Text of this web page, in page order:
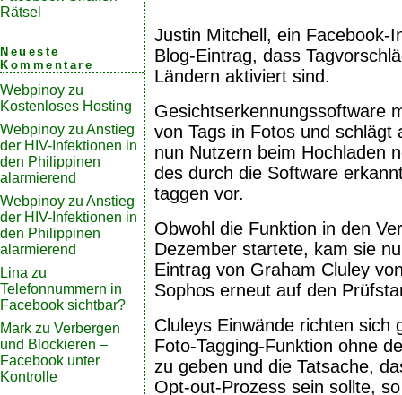
Rätsel
Neueste
Kommentare
Webpinoy zu
Kostenloses Hosting
Webpinoy zu Anstieg
der HIV-Infektionen in
den Philippinen
alarmierend
Webpinoy zu Anstieg
der HIV-Infektionen in
den Philippinen
alarmierend
Lina zu
Telefonnummern in
Facebook sichtbar?
Mark zu Verbergen
und Blockieren –
Facebook unter
Kontrolle
Justin Mitchell, ein Facebook-
Blog-Eintrag, dass
Ländern aktiviert sind.
Gesichtserkennungssoftware
von Tags in Fotos und schlägt
nun Nutzern beim Hochladen
des durch die Software
taggen vor.
Obwohl die Funktion in den
Dezember startete, kam sie
Eintrag von Graham Cluley
Sophos erneut auf den
Cluleys Einwände richten sich
Foto-Tagging-Funktion ohne
zu geben und die Tatsache,
Opt-out-Prozess sein sollte,